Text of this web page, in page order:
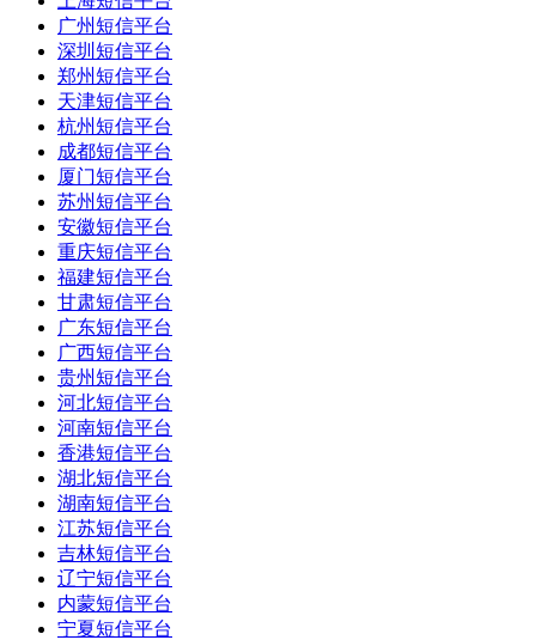
广州短信平台
深圳短信平台
郑州短信平台
天津短信平台
杭州短信平台
成都短信平台
厦门短信平台
苏州短信平台
安徽短信平台
重庆短信平台
福建短信平台
甘肃短信平台
广东短信平台
广西短信平台
贵州短信平台
河北短信平台
河南短信平台
香港短信平台
湖北短信平台
湖南短信平台
江苏短信平台
吉林短信平台
辽宁短信平台
内蒙短信平台
宁夏短信平台